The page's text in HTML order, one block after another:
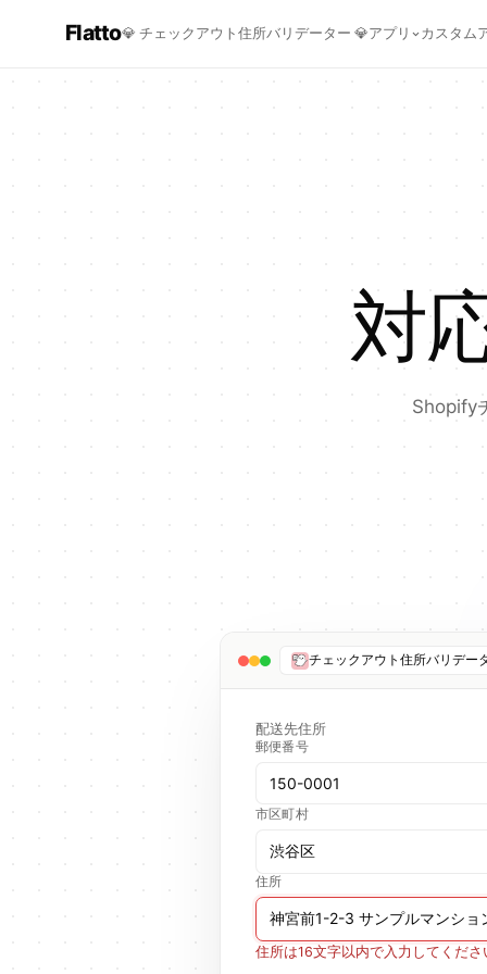
Flatto💎 チェックアウト住所バリデーター 💎アプリ カスタム
対
Shopify
チェックアウト住所バリデー
配送先住所
郵便番号
150-0001
市区町村
渋谷区
住所
神宮前1-2-3 サンプルマンショ
住所は16文字以内で入力してくださ